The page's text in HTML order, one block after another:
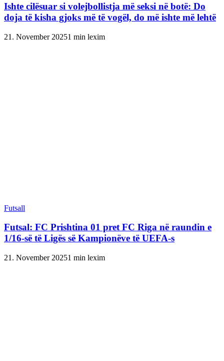
Ishte cilësuar si volejbollistja më seksi në botë: Do
doja të kisha gjoks më të vogël, do më ishte më lehtë
21. November 20251 min lexim
Futsall
Futsal: FC Prishtina 01 pret FC Riga në raundin e
1/16-së të Ligës së Kampionëve të UEFA-s
21. November 20251 min lexim